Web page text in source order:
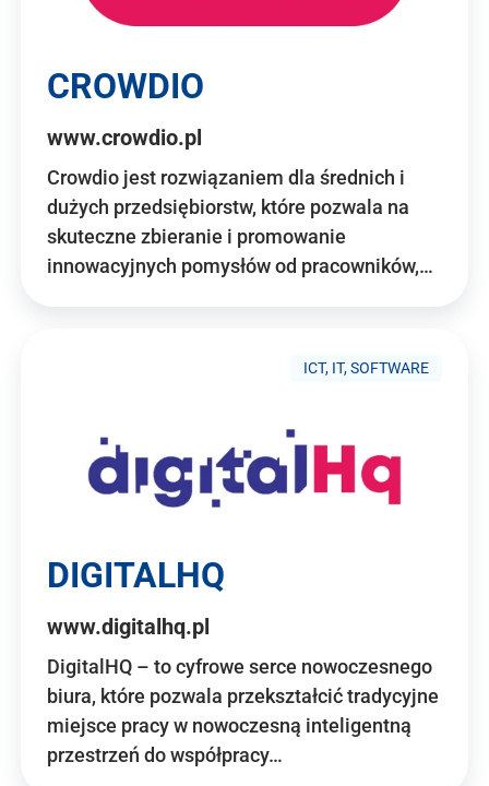
CROWDIO
www.crowdio.pl
Crowdio jest rozwiązaniem dla średnich i
dużych przedsiębiorstw, które pozwala na
skuteczne zbieranie i promowanie
innowacyjnych pomysłów od pracowników,…
ICT, IT, SOFTWARE
DIGITALHQ
www.digitalhq.pl
DigitalHQ – to cyfrowe serce nowoczesnego
biura, które pozwala przekształcić tradycyjne
miejsce pracy w nowoczesną inteligentną
przestrzeń do współpracy…